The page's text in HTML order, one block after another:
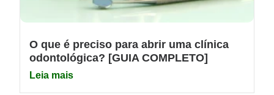
O que é preciso para abrir uma clínica
odontológica? [GUIA COMPLETO]
Leia mais